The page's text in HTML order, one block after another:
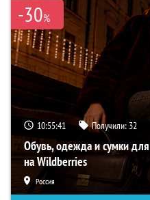
-30%
10:55:41 Получили: 32
Обувь, одежда и сумки
на Wildberries
Россия